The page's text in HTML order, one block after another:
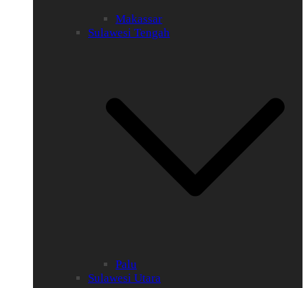
Makassar
Sulawesi Tengah
Palu
Sulawesi Utara